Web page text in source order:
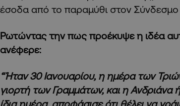
έσοδα από το παραμύθι στον Σύνδεσμο
Ρωτώντας την πως προέκυψε η ιδέα
ανέφερε:
“Ήταν 30 Ιανουαρίου, η ημέρα των
γιορτή των Γραμμάτων, και η Ανδριάνα